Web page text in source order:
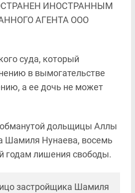
ИНОСТРАННЫМ
АГЕНТА ООО
суда, который
в вымогательстве
а ее дочь не может
дольщицы Аллы
Шамиля Нунаева, восемь
годам лишения свободы.
застройщика Шамиля